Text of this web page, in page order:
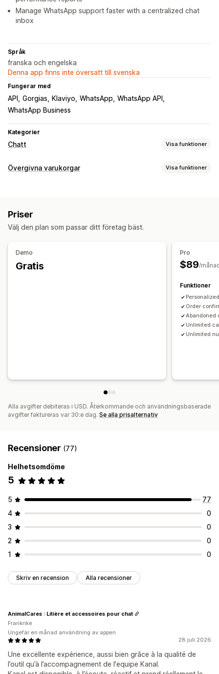
Manage WhatsApp support faster with a centralized chat
inbox
Språk
franska och engelska
Denna app finns inte översatt till svenska
Fungerar med
API Gorgias Klaviyo WhatsApp WhatsApp API
WhatsApp Business
Kategorier
Chatt Visa funktioner
Meddelanden i realtid
Återställning av varukorg
Hälsningar
Produktrekommendationer
Anpassning
Emojis och klistermärken
Övergivna varukorgar Visa funktioner
Konverteringsspårning
Priser
Välj den plan som passar ditt företag bäst.
Demo
Gratis
Pro
$89/
Funktioner
Order
Abandoned
Unlimited
Unlimited
Alla avgifter debiteras i USD. Återkommande och användningsbaserade
avgifter faktureras var 30:e dag. Se alla prisalternativ
Recensioner (77)
Helhetsomdöme
5
5
77
4
0
3
0
2
0
1
0
Skriv en recension Alla recensioner
28 juli 2026
Une excellente expérience, aussi bien grâce à la qualité de
l’outil qu’à l’accompagnement de l'equipe Kanal.
AnimalCares : Litière et accessoires pour chat
Frankrike
Ungefär en månad användning av appen